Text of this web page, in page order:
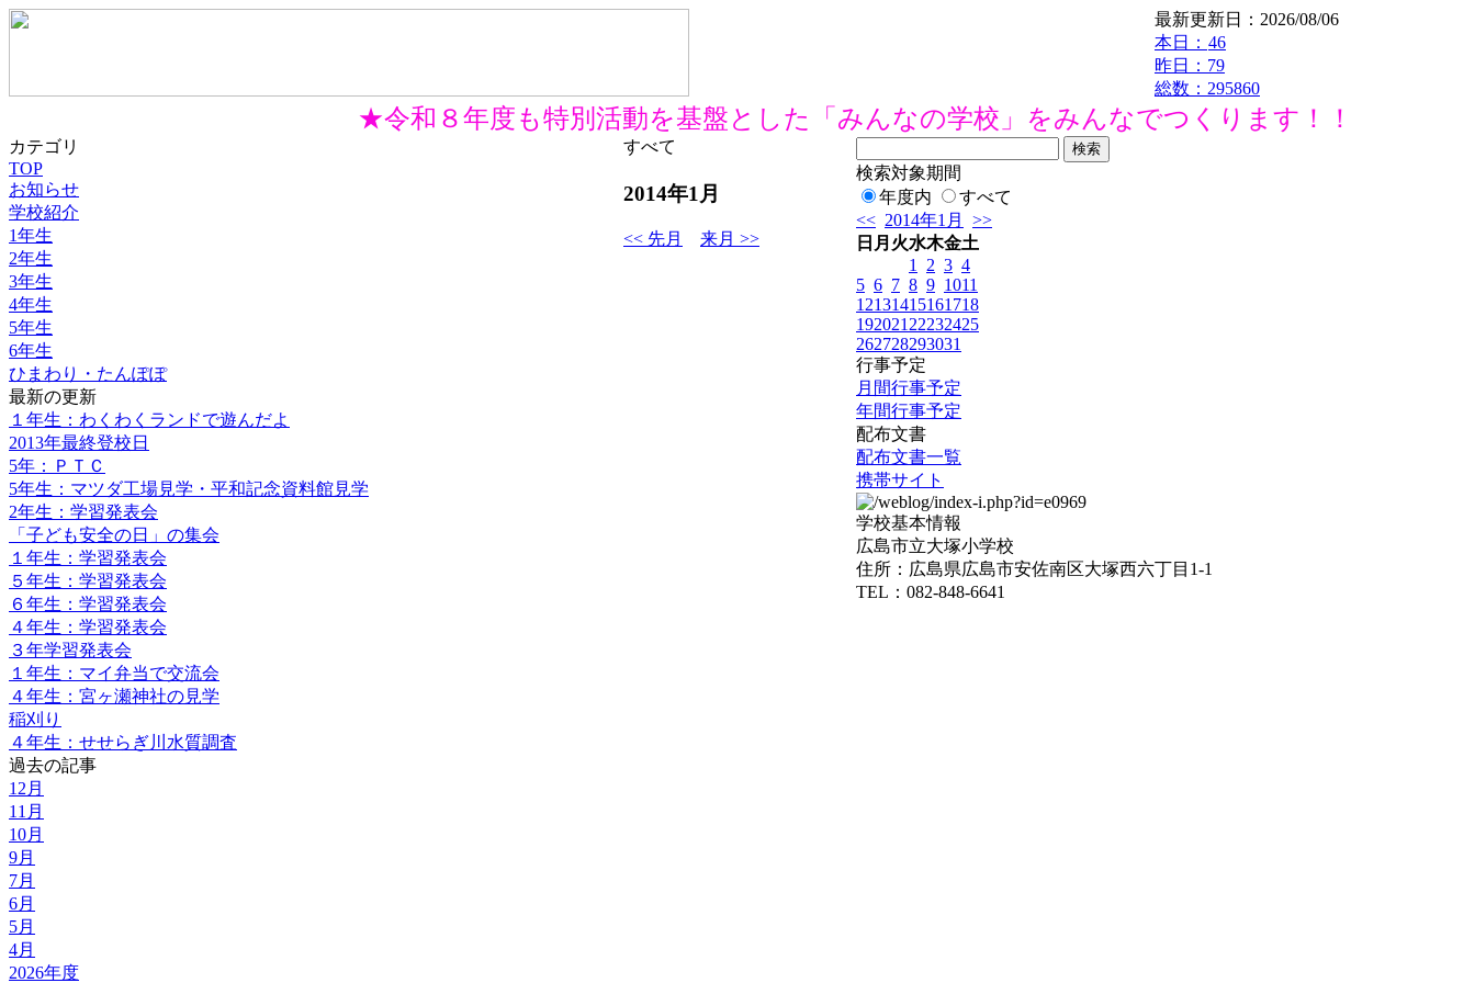
最新更新日：2026/08/06
本日： 46
昨日：79
総数：295860
★令和８年度も特別活動を基盤とした「みんなの学校」をみんなでつくります！！
カテゴリ
TOP
お知らせ
学校紹介
1年生
2年生
3年生
4年生
5年生
6年生
ひまわり・たんぽぽ
最新の更新
１年生：わくわくランドで遊んだよ
2013年最終登校日
5年：ＰＴＣ
5年生：マツダ工場見学・平和記念資料館見学
2年生：学習発表会
「子ども安全の日」の集会
１年生：学習発表会
５年生：学習発表会
６年生：学習発表会
４年生：学習発表会
３年学習発表会
１年生：マイ弁当で交流会
４年生：宮ヶ瀬神社の見学
稲刈り
４年生：せせらぎ川水質調査
過去の記事
12月
11月
10月
9月
7月
6月
5月
4月
2026年度
すべて
2014年1月
<< 先月 来月 >>
検索対象期間
年度内
すべて
<< 2014年1月
>>
日 月 火水木金土
1
2 3 4
5 6 7 8 9 1011
12131415161718
192021 22232425
262728293031
行事予定
月間行事予定
年間行事予定
配布文書
配布文書一覧
携帯サイト
学校基本情報
広島市立大塚小学校
住所：広島県広島市安佐南区大塚西六丁目1-1
TEL：082-848-6641